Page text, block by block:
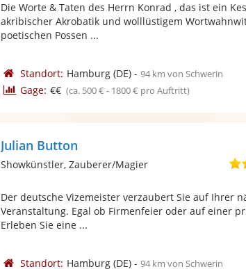
Die Worte & Taten des Herrn Konrad , das ist ein
akribischer Akrobatik und wolllüstigem
poetischen Possen ...
Standort: Hamburg(DE)- 94 km von Schwerin
Gage: €€ (ca. 500 € - 1800 € pro Auftritt)
Julian Button
Showkünstler, Zauberer/Magier
Der deutsche Vizemeister verzaubert Sie auf Ihrer
Veranstaltung. Egal ob Firmenfeier oder auf einer
Erleben Sie eine ...
Standort: Hamburg(DE)- 94 km von Schwerin